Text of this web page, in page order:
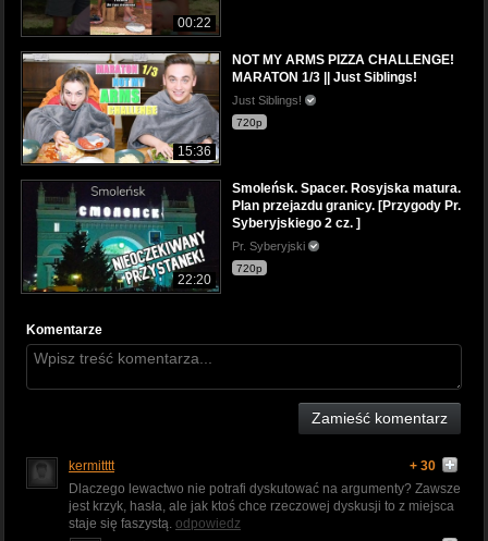
00:22
15:36
NOT MY ARMS PIZZA CHALLENGE!
MARATON 1/3 || Just Siblings!
Just Siblings!
720p
22:20
Smoleńsk. Spacer. Rosyjska matura.
Plan przejazdu granicy. [Przygody Pr.
Syberyjskiego 2 cz. ]
Pr. Syberyjski
720p
Komentarze
Zamieść komentarz
kermitttt
+ 30
Dlaczego lewactwo nie potrafi dyskutować na argumenty? Zawsze
jest krzyk, hasła, ale jak ktoś chce rzeczowej dyskusji to z miejsca
staje się faszystą. odpowiedz